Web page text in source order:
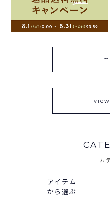
カ
アイテム
から選ぶ